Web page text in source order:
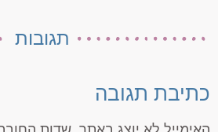
תגובות
כתיבת תגובה